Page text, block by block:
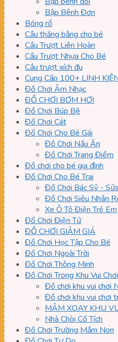
Bập Bênh Đơn
Bóng rổ
Cầu thăng bằng cho bé
Cầu Trượt Liên Hoàn
Cầu Trượt Nhựa Cho Bé
Cầu trượt xích đu
Cung Cấp 100+ LINH
Đồ Chơi Âm Nhạc
ĐỒ CHƠI BƠM HƠI
Đồ Chơi Búp Bê
Đồ Chơi Cát
Đồ Chơi Cho Bé Gái
Đồ Chơi Nấu Ăn
Đồ Chơi Trang Điểm
Đồ chơi cho bé gia đình
Đồ Chơi Cho Bé Trai
Đồ Chơi Bác Sỹ -
Đồ Chơi Siêu Nhân
Xe Ô Tô Điện Trẻ Em
Đồ Chơi Điện Tử
ĐỒ CHƠI GIẢM GIÁ
Đồ Chơi Học Tập Cho Bé
Đồ Chơi Ngoài Trời
Đồ Chơi Thông Minh
Đồ Chơi Trong Khu Vui Chơi
Đồ chơi khu vui chơi
Đồ chơi khu vui chơi
MÂM XOAY KHU
Nhà Chòi Cổ Tích
Đồ Chơi Trường Mầm Non